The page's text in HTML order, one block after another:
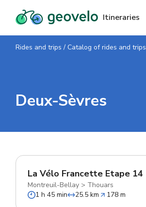
Itineraries
Rides and trips / Catalog of rides and trips
Deux-Sèvres
La Vélo Francette Etape 14
Montreuil-Bellay > Thouars
1 h 45 min
25.5 km 178 m